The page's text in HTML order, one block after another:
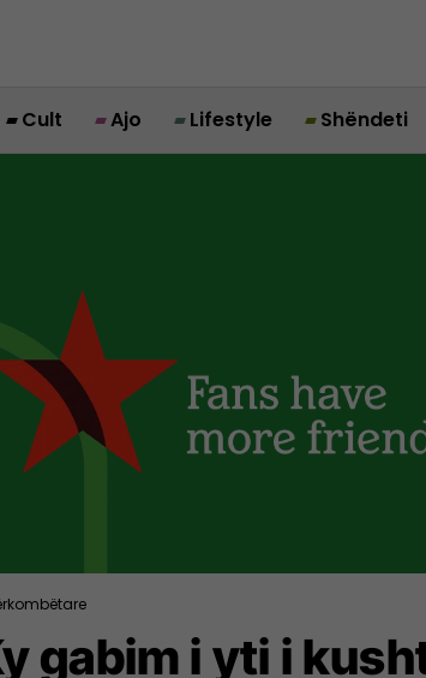
Cult Ajo Lifestyle Shëndeti
gabim i yti i